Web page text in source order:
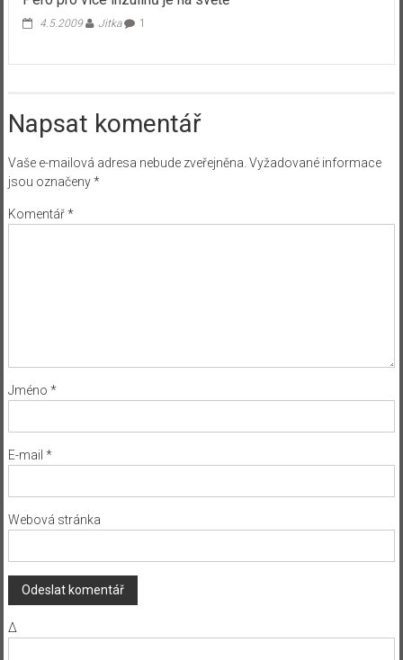
4.5.2009 Jitka 1
Napsat komentář
Vaše e-mailová adresa nebude zveřejněna. Vyžadované informace
jsou označeny*
Komentář*
Jméno *
E-mail *
Webová stránka
Δ